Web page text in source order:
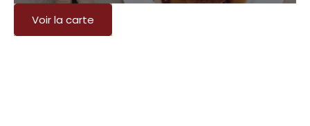
Voir la carte